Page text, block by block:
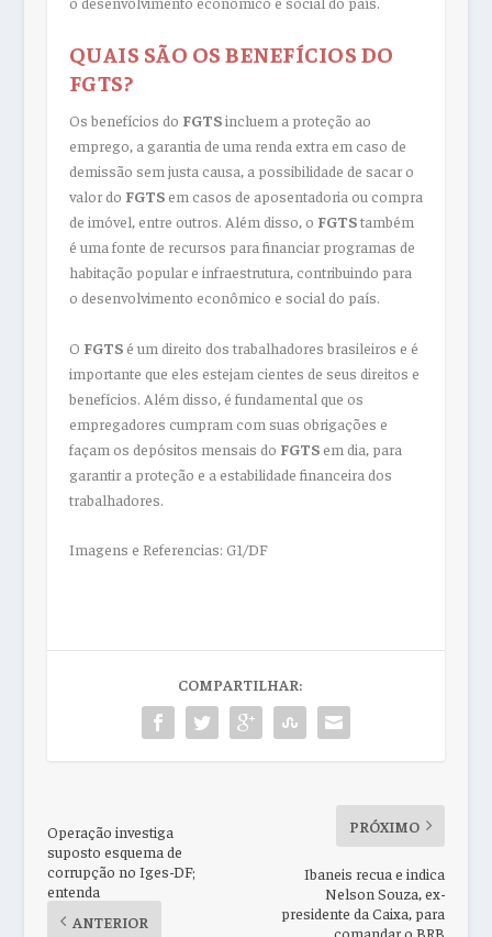
QUAIS SÃO OS BENEFÍCIOS DO
FGTS?
Os benefícios do FGTSincluem a proteção ao
emprego, a garantia de uma renda extra em caso de
demissão sem justa causa, a possibilidade de sacar o
valor do FGTSem casos de aposentadoria ou compra
de imóvel, entre outros. Além disso, o FGTStambém
é uma fonte de recursos para financiar programas de
habitação popular e infraestrutura, contribuindo para
o desenvolvimento econômico e social do país.
O FGTSé um direito dos trabalhadores brasileiros e é
importante que eles estejam cientes de seus direitos e
benefícios. Além disso, é fundamental que os
empregadores cumpram com suas obrigações e
façam os depósitos mensais do FGTSem dia, para
garantir a proteção e a estabilidade financeira dos
trabalhadores.
Imagens e Referencias: G1/DF
COMPARTILHAR:
Operação investiga
suposto esquema de
corrupção no Iges-DF;
entenda
ANTERIOR
PRÓXIMO
Ibaneis recua e indica
Nelson Souza, ex-
presidente da Caixa, para
comandar o BRB